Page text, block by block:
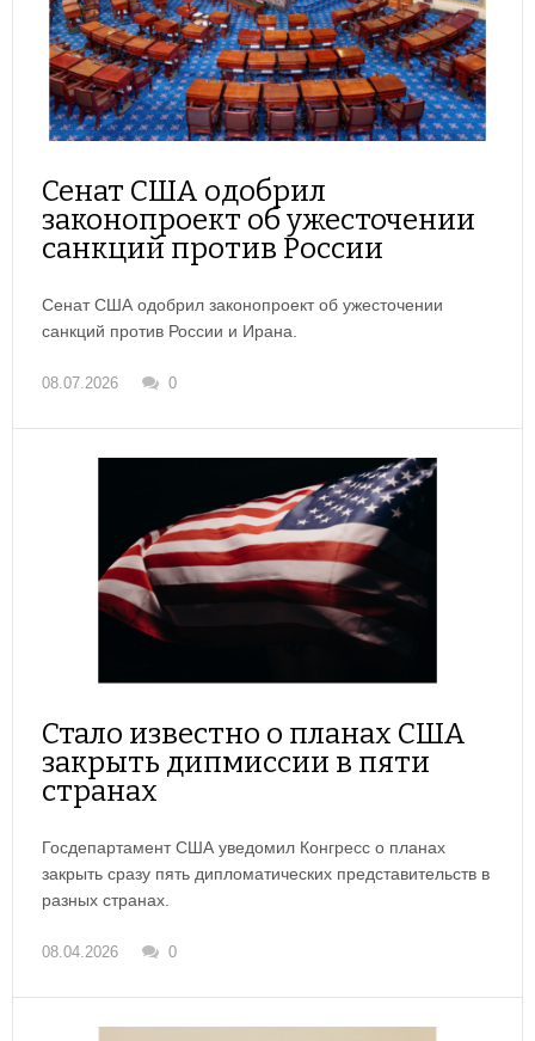
Сенат США одобрил
законопроект об ужесточении
санкций против России
Сенат США одобрил законопроект об ужесточении
санкций против России и Ирана.
08.07.2026 0
Стало известно о планах США
закрыть дипмиссии в пяти
странах
Госдепартамент США уведомил Конгресс о планах
закрыть сразу пять дипломатических представительств в
разных странах.
08.04.2026 0